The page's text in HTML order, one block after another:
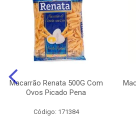
Macarrão Renata 500G Com
Ovos Picado Pena
Código: 171384